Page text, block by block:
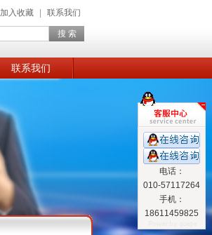
加入收藏 联系我们
联系我们
电话：
010-57117264
手机：
18611459825